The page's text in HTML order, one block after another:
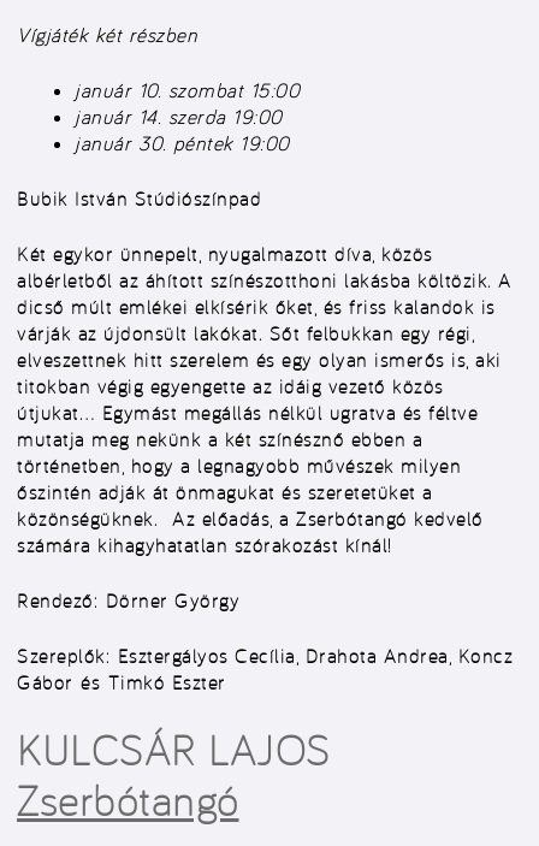
Vígjáték két részben
január 10. szombat 15:00
január 14. szerda 19:00
január 30. péntek 19:00
Bubik István Stúdiószínpad
Két egykor ünnepelt, nyugalmazott díva, közös
albérletből az áhított színészotthoni lakásba költözik. A
dicső múlt emlékei elkísérik őket, és friss kalandok is
várják az újdonsült lakókat. Sőt felbukkan egy régi,
elveszettnek hitt szerelem és egy olyan ismerős is, aki
titokban végig egyengette az idáig vezető közös
útjukat… Egymást megállás nélkül ugratva és féltve
mutatja meg nekünk a két színésznő ebben a
történetben, hogy a legnagyobb művészek milyen
őszintén adják át önmagukat és szeretetüket a
közönségüknek. Az előadás, a Zserbótangó kedvelő
számára kihagyhatatlan szórakozást kínál!
Rendező: Dörner György
Szereplők: Esztergályos Cecília, Drahota Andrea, Koncz
Gábor és Timkó Eszter
KULCSÁR LAJOS
Zserbótangó